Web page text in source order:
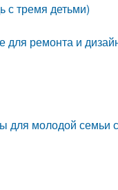
с тремя детьми)
для ремонта и
для молодой семьи с